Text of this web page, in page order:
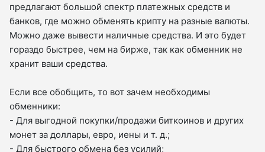
предлагают большой спектр платежных средств и
банков, где можно обменять крипту на разные валюты.
Можно даже вывести наличные средства. И это будет
гораздо быстрее, чем на бирже, так как обменник не
хранит ваши средства.
Если все обобщить, то вот зачем необходимы
обменники:
- Для выгодной покупки/продажи биткоинов и других
монет за доллары, евро, иены и т. д.;
- Для быстрого обмена без усилий;